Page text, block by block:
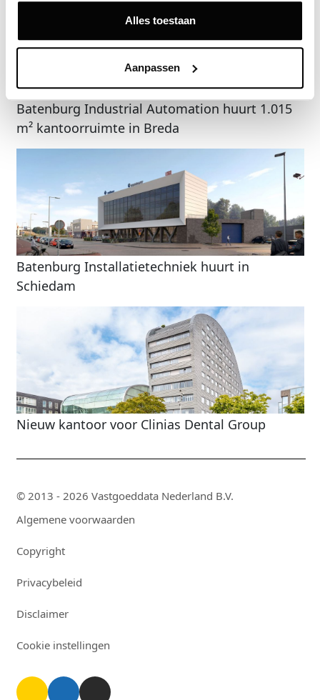
Alles toestaan
Aanpassen
Batenburg Industrial Automation huurt 1.015
m² kantoorruimte in Breda
Batenburg Installatietechniek huurt in
Schiedam
Nieuw kantoor voor Clinias Dental Group
© 2013 - 2026 Vastgoeddata Nederland B.V.
Algemene voorwaarden
Copyright
Privacybeleid
Disclaimer
Cookie instellingen